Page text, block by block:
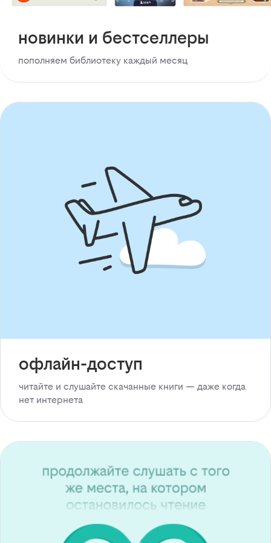
новинки и бестселлеры
пополняем библиотеку каждый месяц
офлайн-доступ
читайте и слушайте скачанные книги — даже когда
нет интернета